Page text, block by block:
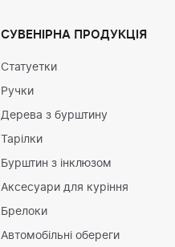
СУВЕНІРНА ПРОДУКЦІЯ
Статуетки
Ручки
Дерева з бурштину
Тарілки
Бурштин з інклюзом
Аксесуари для куріння
Брелоки
Автомобільні обереги